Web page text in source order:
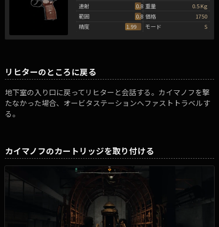
連射 0.82重量
0.5 Kg
範囲
0.83価格
1750
精度
1.99 モード S
リヒターのところに戻る
地下室の入り口に戻ってリヒターと会話する。カイマノフを撃
たなかった場合、オービタステーションへファストトラベルす
る。
カイマノフのカートリッジを取り付ける